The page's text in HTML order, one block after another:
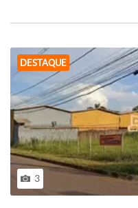
DESTAQUE
3